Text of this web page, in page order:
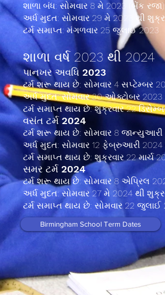
શાળા બંધ: સોમવાર 8 મે 2023 (બેંક રજા)
અર્ધ મુદત: સોમવાર 29 મે 2023 થી
ટર્મ સમાપ્ત: મંગળવાર 25 જુલાઈ 2023
શાળા વર્ષ 2023 થી 2024
પાનખર અવધિ 2023
ટર્મ શરૂ થાય છે: સોમવાર 4 સપ્ટેમ્બર
અર્ધ મુદત: સોમવાર 30 ઓક્ટોબર 2023
ટર્મ સમાપ્ત થાય છે: શુક્રવાર 22
વસંત ટર્મ 2024
ટર્મ શરૂ થાય છે: સોમવાર 8 જાન્યુઆરી
અર્ધ મુદત: સોમવાર 12 ફેબ્રુઆરી
ટર્મ સમાપ્ત થાય છે: શુક્રવાર 22 માર્ચ
સમર ટર્મ 2024
ટર્મ શરૂ થાય છે: સોમવાર 8 એપ્રિલ
અર્ધ મુદત: સોમવાર 27 મે 2024 થી
ટર્મ સમાપ્ત થાય છે: સોમવાર 22 જુલાઈ
Birmingham School Term Dates